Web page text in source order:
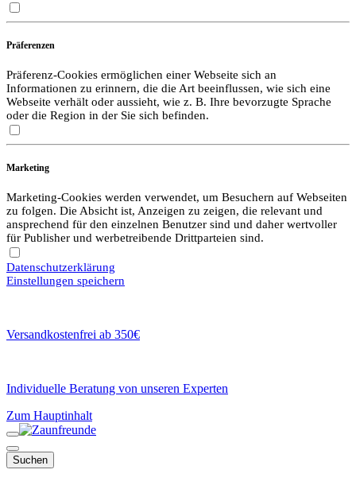
Präferenzen
Präferenz-Cookies ermöglichen einer Webseite sich an
Informationen zu erinnern, die die Art beeinflussen, wie sich eine
Webseite verhält oder aussieht, wie z. B. Ihre bevorzugte Sprache
oder die Region in der Sie sich befinden.
Marketing
Marketing-Cookies werden verwendet, um Besuchern auf Webseiten
zu folgen. Die Absicht ist, Anzeigen zu zeigen, die relevant und
ansprechend für den einzelnen Benutzer sind und daher wertvoller
für Publisher und werbetreibende Drittparteien sind.
Datenschutzerklärung
Einstellungen speichern
Versandkostenfrei ab 350€
Individuelle Beratung von unseren Experten
Zum Hauptinhalt
Suchen